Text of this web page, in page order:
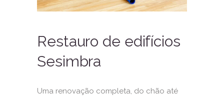
Restauro de edifícios
Sesimbra
Uma renovação completa, do chão até